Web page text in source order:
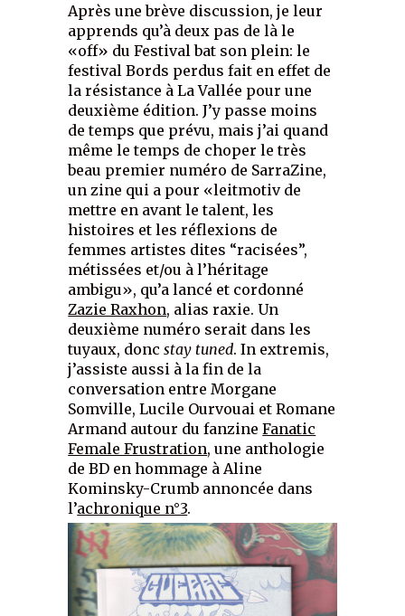
Après une brève discussion, je leur
apprends qu’à deux pas de là le
«off» du Festival bat son plein: le
festival Bords perdus fait en effet de
la résistance à La Vallée pour une
deuxième édition. J’y passe moins
de temps que prévu, mais j’ai quand
même le temps de choper le très
beau premier numéro de SarraZine,
un zine qui a pour «leitmotiv de
mettre en avant le talent, les
histoires et les réflexions de
femmes artistes dites “racisées”,
métissées et/ou à l’héritage
ambigu», qu’a lancé et cordonné
Zazie Raxhon, alias raxie. Un
deuxième numéro serait dans les
tuyaux, doncstay tuned. In extremis,
j’assiste aussi à la fin de la
conversation entre Morgane
Somville, Lucile Ourvouai et Romane
Armand autour du fanzineFanatic
Female Frustration, une anthologie
de BD en hommage à Aline
Kominsky-Crumb annoncée dans
l’achronique n°3.